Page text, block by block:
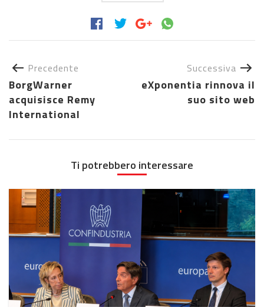
Precedente
BorgWarner
acquisisce Remy
International
Successiva
eXponentia rinnova il
suo sito web
Ti potrebbero interessare